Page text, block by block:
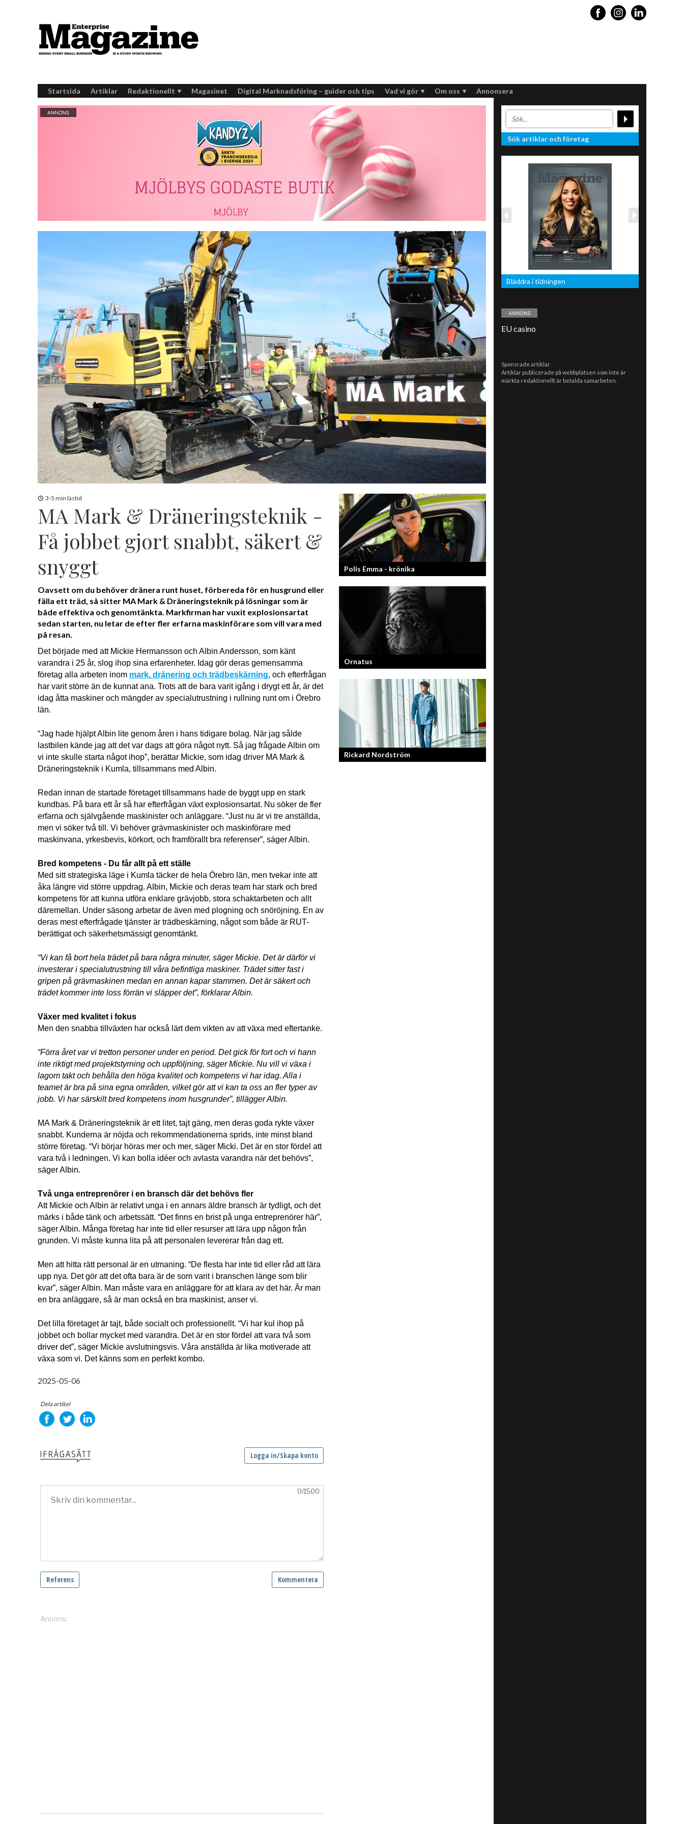
Startsida Artiklar Redaktionellt Magasinet Digital Marknadsföring – guider och tips Vad vi gör Om oss Annonsera
3-5 min lästid
MA Mark & Dräneringsteknik -
Få jobbet gjort snabbt, säkert &
snyggt
Oavsett om du behöver dränera runt huset, förbereda för en husgrund eller
fälla ett träd, så sitter MA Mark & Dräneringsteknik på lösningar som är
både effektiva och genomtänkta. Markfirman har vuxit explosionsartat
sedan starten, nu letar de efter fler erfarna maskinförare som vill vara med
på resan.
Det började med att Mickie Hermansson och Albin Andersson, som känt
varandra i 25 år, slog ihop sina erfarenheter. Idag gör deras gemensamma
företag alla arbeten inom mark, dränering och trädbeskärning, och efterfrågan
har varit större än de kunnat ana. Trots att de bara varit igång i drygt ett år, är det
idag åtta maskiner och mängder av specialutrustning i rullning runt om i Örebro
län.
“Jag hade hjälpt Albin lite genom åren i hans tidigare bolag. När jag sålde
lastbilen kände jag att det var dags att göra något nytt. Så jag frågade Albin om
vi inte skulle starta något ihop”, berättar Mickie, som idag driver MA Mark &
Dräneringsteknik i Kumla, tillsammans med Albin.
Redan innan de startade företaget tillsammans hade de byggt upp en stark
kundbas. På bara ett år så har efterfrågan växt explosionsartat. Nu söker de fler
erfarna och självgående maskinister och anläggare. “Just nu är vi tre anställda,
men vi söker två till. Vi behöver grävmaskinister och maskinförare med
maskinvana, yrkesbevis, körkort, och framförallt bra referenser”, säger Albin.
Bred kompetens - Du får allt på ett ställe
Med sitt strategiska läge i Kumla täcker de hela Örebro län, men tvekar inte att
åka längre vid större uppdrag. Albin, Mickie och deras team har stark och bred
kompetens för att kunna utföra enklare grävjobb, stora schaktarbeten och allt
däremellan. Under säsong arbetar de även med plogning och snöröjning. En av
deras mest efterfrågade tjänster är trädbeskärning, något som både är RUT-
berättigat och säkerhetsmässigt genomtänkt.
“Vi kan få bort hela trädet på bara några minuter, säger Mickie. Det är därför vi
investerar i specialutrustning till våra befintliga maskiner. Trädet sitter fast i
gripen på grävmaskinen medan en annan kapar stammen. Det är säkert och
trädet kommer inte loss förrän vi släpper det”, förklarar Albin.
Växer med kvalitet i fokus
Men den snabba tillväxten har också lärt dem vikten av att växa med eftertanke.
“Förra året var vi tretton personer under en period. Det gick för fort och vi hann
inte riktigt med projektstyrning och uppföljning, säger Mickie. Nu vill vi växa i
lagom takt och behålla den höga kvalitet och kompetens vi har idag. Alla i
teamet är bra på sina egna områden, vilket gör att vi kan ta oss an fler typer av
jobb. Vi har särskilt bred kompetens inom husgrunder”, tillägger Albin.
MA Mark & Dräneringsteknik är ett litet, tajt gäng, men deras goda rykte växer
snabbt. Kunderna är nöjda och rekommendationerna sprids, inte minst bland
större företag. “Vi börjar höras mer och mer, säger Micki. Det är en stor fördel att
vara två i ledningen. Vi kan bolla idéer och avlasta varandra när det behövs”,
säger Albin.
Två unga entreprenörer i en bransch där det behövs fler
Att Mickie och Albin är relativt unga i en annars äldre bransch är tydligt, och det
märks i både tänk och arbetssätt. “Det finns en brist på unga entreprenörer här”,
säger Albin. Många företag har inte tid eller resurser att lära upp någon från
grunden. Vi måste kunna lita på att personalen levererar från dag ett.
Men att hitta rätt personal är en utmaning. “De flesta har inte tid eller råd att lära
upp nya. Det gör att det ofta bara är de som varit i branschen länge som blir
kvar”, säger Albin. Man måste vara en anläggare för att klara av det här. Är man
en bra anläggare, så är man också en bra maskinist, anser vi.
Det lilla företaget är tajt, både socialt och professionellt. “Vi har kul ihop på
jobbet och bollar mycket med varandra. Det är en stor fördel att vara två som
driver det”, säger Mickie avslutningsvis. Våra anställda är lika motiverade att
växa som vi. Det känns som en perfekt kombo.
2025-05-06
Dela artikel
Polis Emma - krönika
Kan jag snälla få prata med dig igen, för du va
så bra att prata med.
Ornatus
En av svergies mest talangfyllda tatuerare. Läs
om hans historia och resa!
Rickard Nordström
Sök artiklar och företag
Bläddra i tidningen
EU casino
Sponsrade artiklar
Artiklar publicerade på webbplatsen som inte är
märkta redaktionellt är betalda samarbeten.